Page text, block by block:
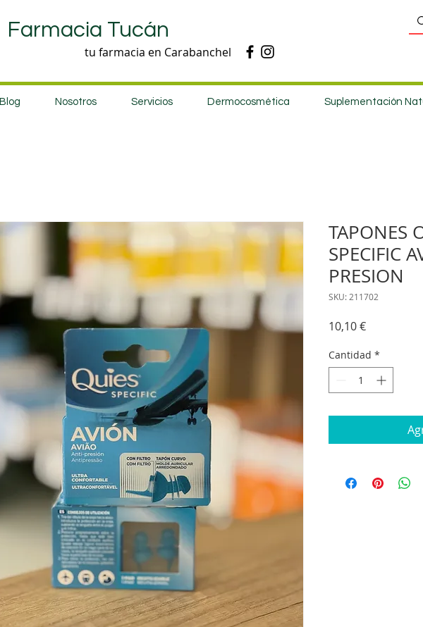
Farmacia Tucán
tu farmacia en Carabanchel
Blog Nosotros Servicios Dermocosmética Suplementación
TAPONES
SPECIFIC
PRESION
SKU: 211702
10,10 €Precio
Cantidad *